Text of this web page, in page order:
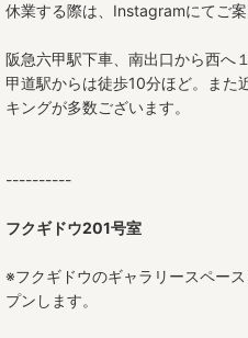
休業する際は、Instagramにてご案
阪急六甲駅下車、南出口から西へ
甲道駅からは徒歩10分ほど。また
キングが多数ございます。
----------
フクギドウ201号室
※フクギドウのギャラリースペー
プンします。